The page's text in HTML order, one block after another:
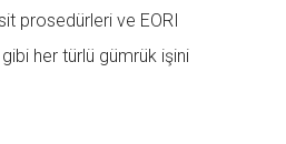
prosedürleri ve EORI
her türlü gümrük işini